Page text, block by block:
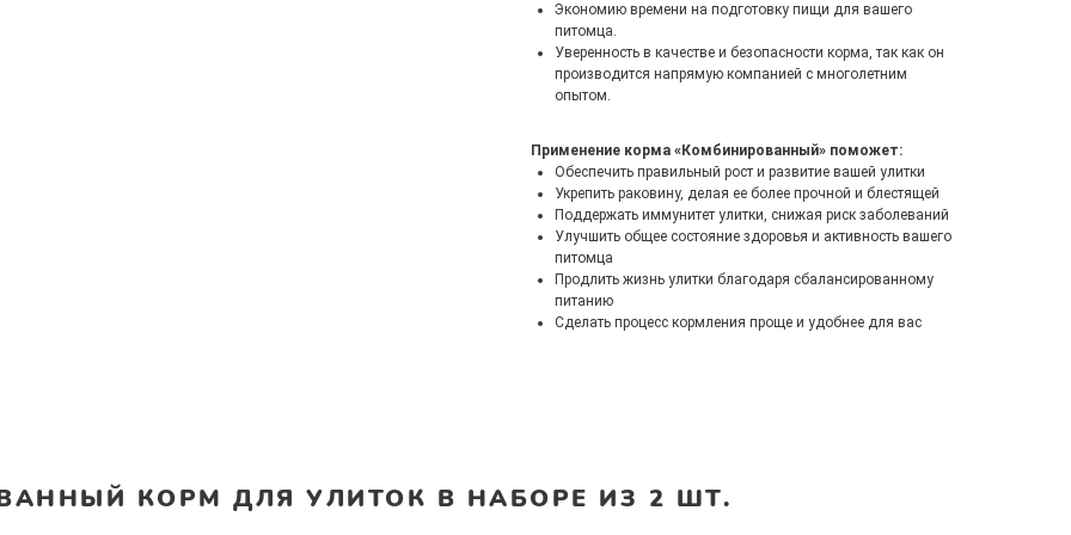
Экономию времени на подготовку пищи для вашего
питомца.
Уверенность в качестве и безопасности корма, так как он
производится напрямую компанией с многолетним
опытом.
Применение корма «Комбинированный» поможет:
Обеспечить правильный рост и развитие вашей улитки
Укрепить раковину, делая ее более прочной и блестящей
Поддержать иммунитет улитки, снижая риск заболеваний
Улучшить общее состояние здоровья и активность вашего
питомца
Продлить жизнь улитки благодаря сбалансированному
питанию
Сделать процесс кормления проще и удобнее для вас
КОРМ ДЛЯ УЛИТОК В НАБОРЕ ИЗ 2 ШТ.